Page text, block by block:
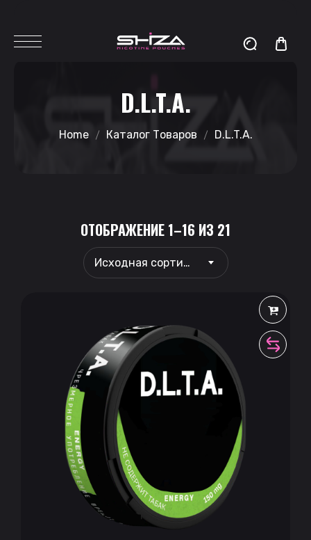
D.L.T.A.
Home Каталог Товаров D.L.T.A.
ОТОБРАЖЕНИЕ 1–16 ИЗ 21
Исходная сортировка